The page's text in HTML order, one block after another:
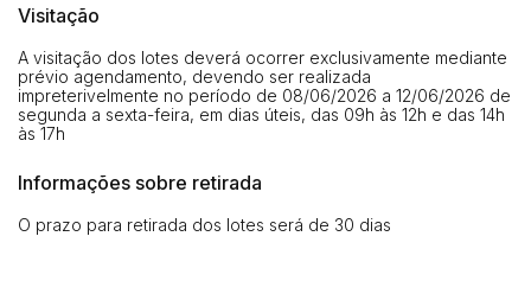
Visitação
A visitação dos lotes deverá ocorrer exclusivamente mediante
prévio agendamento, devendo ser realizada
impreterivelmente no período de 08/06/2026 a 12/06/2026 de
segunda a sexta-feira, em dias úteis, das 09h às 12h e das 14h
às 17h
Informações sobre retirada
O prazo para retirada dos lotes será de 30 dias